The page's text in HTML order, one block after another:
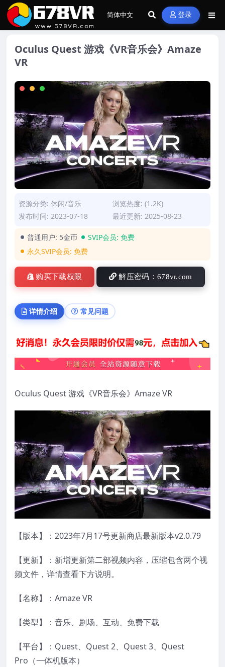
登录
Oculus Quest 游戏《VR音乐会》Amaze
VR
资源分类: 休闲/音乐
浏览热度: (1.2K)
发布时间: 2023-07-18
最近更新: 2025-08-23
普通用户: 5金币 SVIP会员: 免费
永久SVIP会员: 免费
购买下载权限 解压密码：678vr.com
详情介绍 常见问题
Oculus Quest 游戏《VR音乐会》Amaze VR
【版本】：2023年7月17号更新商店最新版本v2.0.79
【更新】：新增更新第二部视频内容，压缩包含两个视
频文件，详情查看下方说明。
【名称】：Amaze VR
【类型】：音乐、剧场、互动、免费下载
【平台】：Quest、Quest 2、Quest 3、Quest
Pro（一体机版本）